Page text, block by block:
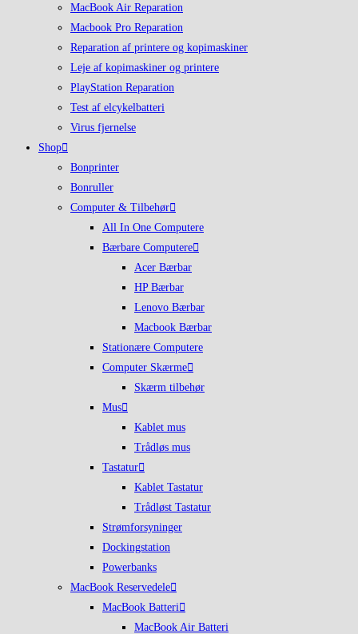
MacBook Air Reparation
Macbook Pro Reparation
Reparation af printere og kopimaskiner
Leje af kopimaskiner og printere
PlayStation Reparation
Test af elcykelbatteri
Virus fjernelse
Shop
Bonprinter
Bonruller
Computer & Tilbehør
All In One Computere
Bærbare Computere
Acer Bærbar
HP Bærbar
Lenovo Bærbar
Macbook Bærbar
Stationære Computere
Computer Skærme
Skærm tilbehør
Mus
Kablet mus
Trådløs mus
Tastatur
Kablet Tastatur
Trådløst Tastatur
Strømforsyninger
Dockingstation
Powerbanks
MacBook Reservedele
MacBook Batteri
MacBook Air Batteri